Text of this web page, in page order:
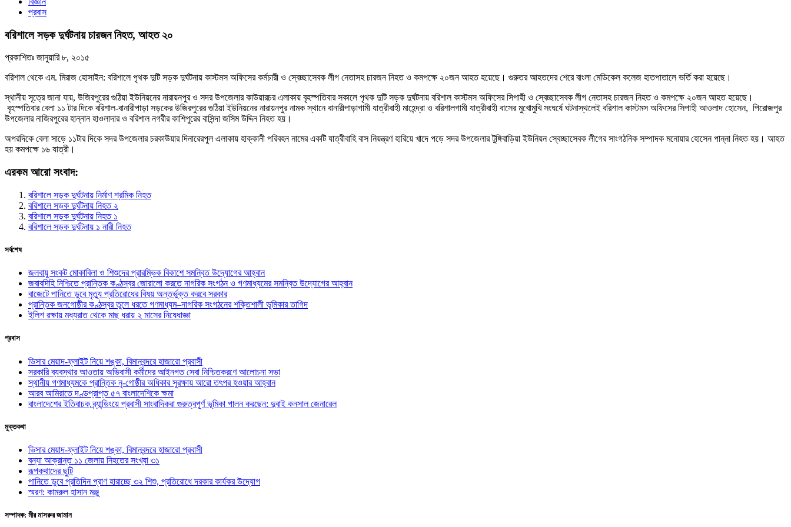
প্রবাস
বরিশালে সড়ক দুর্ঘটনায় চারজন নিহত, আহত ২০
প্রকাশিতঃ জানুয়ারি ৮, ২০১৫
বরিশাল থেকে এম. মিরাজ হোসাইন: বরিশালে পৃথক দুটি সড়ক দুর্ঘটনায় কাস্টমস অফিসের কর্মচারী ও স্বেচ্ছাসেবক লীগ নেতাসহ চারজন নিহত ও কমপক্ষে ২০জন আহত হয়েছে। গুরুতর আহতদের শেরে বাংলা মেডিকেল কলেজ হাতপাতালে ভর্তি করা হয়েছে।
স্থানীয় সূত্রে জানা যায়, উজিরপুরের গুঠিয়া ইউনিয়নের নারায়নপুর ও সদর উপজেলার কাউয়ারচর এলাকায় বৃহস্পতিবার সকালে পৃথক দুটি সড়ক দুর্ঘটনায় বরিশাল কাস্টমস অফিসের সিপাহী ও স্বেচ্ছাসেবক লীগ নেতাসহ চারজন নিহত ও কমপক্ষে ২০জন আহত হয়েছে।
বৃহস্পতিবার বেলা ১১ টার দিকে বরিশাল-বানারীপাড়া সড়কের উজিরপুরের গুঠিয়া ইউনিয়নের নারায়নপুর নামক স্থানে বানারীপাড়াগামী যাত্রীবাহী মাহেন্দ্রা ও বরিশালগামী যাত্রীবাহী বাসের মুখোমুখি সংঘর্ষে ঘটনাস্থলেই বরিশাল কাস্টমস অফিসের সিপাহী আওলাদ হোসেন, পিরোজপুর
উপজেলার নাজিরপুরের হান্নান হাওলাদার ও বরিশাল নগরীর কাশিপুরের বাসিন্দা জসিম উদ্দিন নিহত হয়।
অপরদিকে বেলা সাড়ে ১১টার দিকে সদর উপজেলার চরকাউয়ার দিনারেরপুল এলাকায় হাক্কানী পরিবহন নামের একটি যাত্রীবাহি বাস নিয়ন্ত্রণ হারিয়ে খাদে পড়ে সদর উপজেলার টুঙ্গিবাড়িয়া ইউনিয়ন স্বেচ্ছাসেবক লীগের সাংগঠনিক সম্পাদক মনোয়ার হোসেন পান্না নিহত হয়। আহত
হয় কমপক্ষে ১৬ যাত্রী।
এরকম আরো সংবাদ:
বরিশালে সড়ক দুর্ঘটনায় নির্মাণ শ্রমিক নিহত
বরিশালে সড়ক দুর্ঘটনায় নিহত ২
বরিশালে সড়ক দুর্ঘটনায় নিহত ১
বরিশালে সড়ক দুর্ঘটনায় ১ নারী নিহত
সর্বশেষ
জলবায়ু সংকট মোকাবিলা ও শিশুদের প্রারম্ভিক বিকাশে সমন্বিত উদ্যোগের আহ্বান
জবাবদিহি নিশ্চিতে প্রান্তিক কণ্ঠস্বর জোরালো করতে নাগরিক সংগঠন ও গণমাধ্যমের সমন্বিত উদ্যোগের আহ্বান
বাজেটে পানিতে ডুবে মৃত্যু প্রতিরোধের বিষয় অন্তর্ভুক্ত করবে সরকার
প্রান্তিক জনগোষ্ঠীর কণ্ঠস্বর তুলে ধরতে গণমাধ্যম–নাগরিক সংগঠনের শক্তিশালী ভূমিকার তাগিদ
ইলিশ রক্ষায় মধ্যরাত থেকে মাছ ধরায় ২ মাসের নিষেধাজ্ঞা
প্রবাস
ভিসার মেয়াদ-ফ্লাইট নিয়ে শঙ্কা, বিমানবন্দরে হাজারো প্রবাসী
সরকারি ব্যবস্থার আওতায় অভিবাসী কর্মীদের আইনগত সেবা নিশ্চিতকরণে আলোচনা সভা
স্থানীয় গণমাধ্যমকে প্রান্তিক নৃ-গোষ্ঠীর অধিকার সুরক্ষায় আরো তৎপর হওয়ার আহ্বান
আরব আমিরাতে দণ্ডপ্রাপ্ত ৫৭ বাংলাদেশিকে ক্ষমা
বাংলাদেশের ইতিবাচক ব্র্যান্ডিংয়ে প্রবাসী সাংবাদিকরা গুরুত্বপূর্ণ ভূমিকা পালন করছেন: দুবাই কনসাল জেনারেল
মুক্তকথা
ভিসার মেয়াদ-ফ্লাইট নিয়ে শঙ্কা, বিমানবন্দরে হাজারো প্রবাসী
বন্যা আক্রান্ত ১১ জেলায় নিহতের সংখ্যা ৩১
রূপকথাদের ছুটি
পানিতে ডুবে প্রতিদিন প্রাণ হারাচ্ছে ৩২ শিশু, প্রতিরোধে দরকার কার্যকর উদ্যোগ
স্মরণ: কামরুল হাসান মঞ্জু
সম্পাদক: মীর মাসরুর জামান